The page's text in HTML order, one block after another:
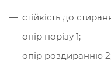
стійкість до
опір порізу 1;
опір роздиранню